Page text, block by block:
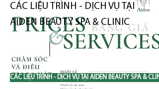
CÁC LIỆU TRÌNH - DỊCH VỤ TẠI
AIDEN BEAUTY SPA & CLINIC
CÁC LIỆU TRÌNH - DỊCH VỤ TẠI AIDEN BEAUTY SPA &